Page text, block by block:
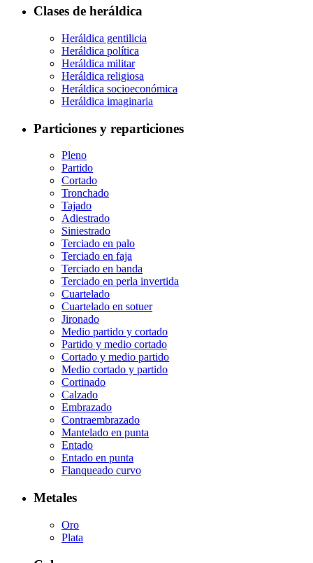
Clases de heráldica
Heráldica gentilicia
Heráldica política
Heráldica militar
Heráldica religiosa
Heráldica socioeconómica
Heráldica imaginaria
Particiones y reparticiones
Pleno
Partido
Cortado
Tronchado
Tajado
Adiestrado
Siniestrado
Terciado en palo
Terciado en faja
Terciado en banda
Terciado en perla invertida
Cuartelado
Cuartelado en sotuer
Jironado
Medio partido y cortado
Partido y medio cortado
Cortado y medio partido
Medio cortado y partido
Cortinado
Calzado
Embrazado
Contraembrazado
Mantelado en punta
Entado
Entado en punta
Flanqueado curvo
Metales
Oro
Plata